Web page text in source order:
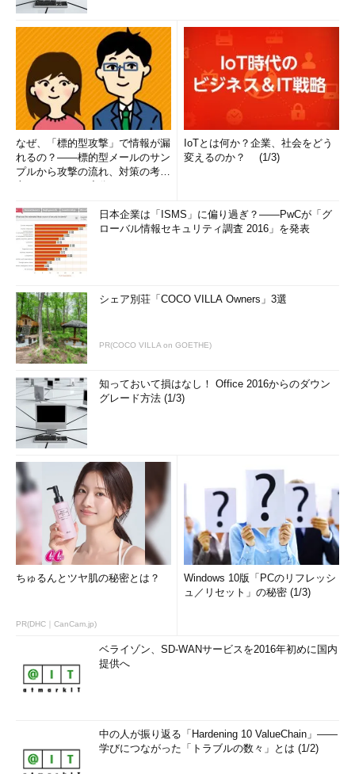
なぜ、「標的型攻撃」で情報が漏
れるの？――標的型メールのサン
プルから攻撃の流れ、対策の考え
IoTとは何か？企業、社会をどう
変えるのか？ (1/3)
日本企業は「ISMS」に偏り過ぎ？――PwCが「グ
ローバル情報セキュリティ調査 2016」を発表
シェア別荘「COCO VILLA Owners」3選
PR(COCO VILLA on GOETHE)
知っておいて損はなし！ Office 2016からのダウン
グレード方法 (1/3)
ちゅるんとツヤ肌の秘密とは？
PR(DHC｜CanCam.jp)
Windows 10版「PCのリフレッシ
ュ／リセット」の秘密 (1/3)
ベライゾン、SD-WANサービスを2016年初めに国内
提供へ
中の人が振り返る「Hardening 10 ValueChain」――
学びにつながった「トラブルの数々」とは (1/2)